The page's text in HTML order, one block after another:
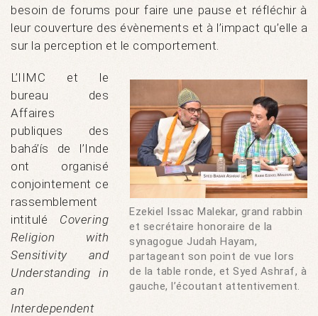
besoin de forums pour faire une pause et réfléchir à
leur couverture des évènements et à l’impact qu’elle a
sur la perception et le comportement.
Ezekiel Issac Malekar, grand rabbin
et secrétaire honoraire de la
synagogue Judah Hayam,
partageant son point de vue lors
de la table ronde, et Syed Ashraf, à
gauche, l’écoutant attentivement.
L’IIMC et le
bureau des
Affaires
publiques des
bahá’ís de l’Inde
ont organisé
conjointement ce
rassemblement
intitulé Covering
Religion with
Sensitivity and
Understanding in
an
Interdependent